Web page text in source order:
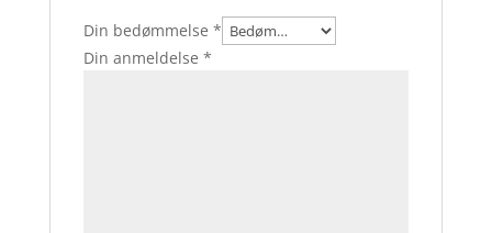
Din bedømmelse *
Din anmeldelse *